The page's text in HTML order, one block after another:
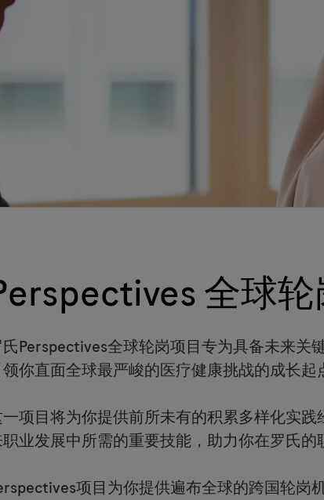
全球轮
氏Perspectives全球轮岗项目专为具备未来关
你直面全球最严峻的医疗健康挑战的成长起
项目将为你提供前所未有的积累多样化实
业发展中所需的重要技能，助力你在罗氏的
项目为你提供遍布全球的跨国轮岗